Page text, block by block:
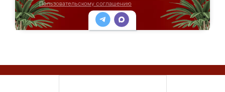
Пользовательскому соглашению